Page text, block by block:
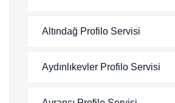
Altındağ Profilo Servisi
Aydınlıkevler Profilo Servisi